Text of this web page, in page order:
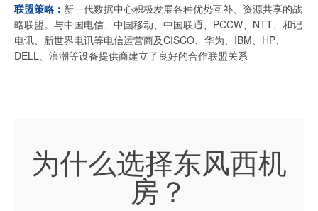
联盟策略： 新一代数据中心积极发展各种优势互补、资源共享的战
略联盟。与中国电信、中国移动、中国联通、PCCW、NTT、和记
电讯、新世界电讯等电信运营商及CISCO、华为、IBM、HP、
DELL、浪潮等设备提供商建立了良好的合作联盟关系
为什么选择东风西机
房？